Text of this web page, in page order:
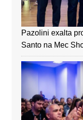
Pazolini exalta
Santo na Mec